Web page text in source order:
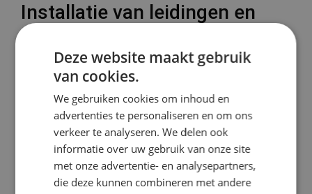
Installatie van leidingen en
elektriciteit
Na de sloopwerkzaamheden volgt de installatie van
nieuwe leidingen en elektriciteit. Dit is een cruciale stap,
omdat de juiste plaatsing van leidingen en elektrische
aansluitingen essentieel is voor de functionaliteit van de
badkamer. Het is aan te raden om een professionele
loodgieter en elektricien in te schakelen om ervoor te
zorgen dat alles volgens de geldende normen wordt
geïnstalleerd. Denk hierbij aan het verleggen van
Deze website maakt gebruik
van cookies.
We gebruiken cookies om inhoud en
advertenties te personaliseren en om ons
verkeer te analyseren. We delen ook
informatie over uw gebruik van onze site
met onze advertentie- en analysepartners,
die deze kunnen combineren met andere